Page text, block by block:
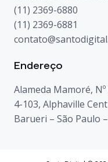
(11) 2369-6880
(11) 2369-6881
Endereço
Alameda Mamoré,
4-103, Alphaville
Barueri – São Paulo